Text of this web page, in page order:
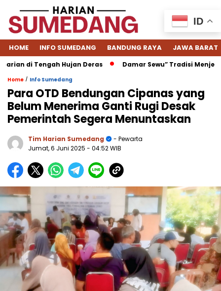
HOME INFO SUMEDANG BANDUNG RAYA JAWA BARAT
di Tengah Hujan Deras Damar Sewu” Tradisi Menjelang
Home / Info Sumedang
Para OTD Bendungan Cipanas yang
Belum Menerima Ganti Rugi Desak
Pemerintah Segera Menuntaskan
Tim Harian Sumedang
- Pewarta
Jumat, 6 Juni 2025 - 04:52 WIB
ID